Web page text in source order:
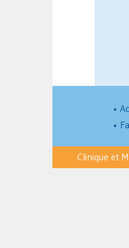
•
•
Clinique et